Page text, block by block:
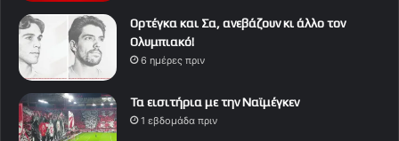
Ορτέγκα και Σα, ανεβάζουν κι άλλο τον
Ολυμπιακό!
6 ημέρες πριν
Τα εισιτήρια με την Ναϊμέγκεν
1 εβδομάδα πριν